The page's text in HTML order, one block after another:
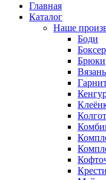
Главная
Каталог
Наше
Боди
Брюки